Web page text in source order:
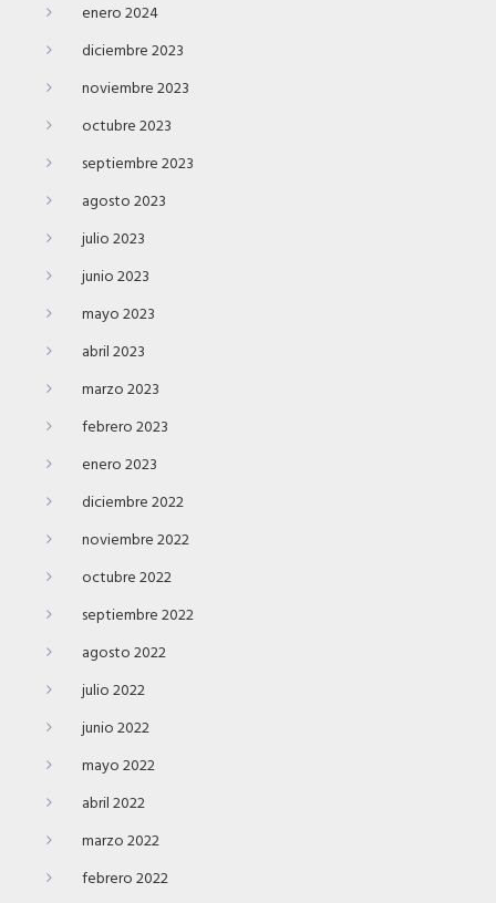
enero 2024
diciembre 2023
noviembre 2023
octubre 2023
septiembre 2023
agosto 2023
julio 2023
junio 2023
mayo 2023
abril 2023
marzo 2023
febrero 2023
enero 2023
diciembre 2022
noviembre 2022
octubre 2022
septiembre 2022
agosto 2022
julio 2022
junio 2022
mayo 2022
abril 2022
marzo 2022
febrero 2022